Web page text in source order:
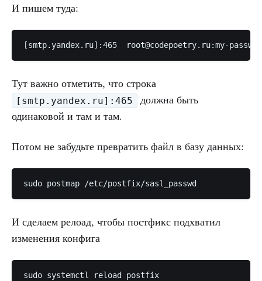
И пишем туда:
[smtp.yandex.ru]:465  root@codepoetry.ru:my-
Тут важно отметить, что строка
[smtp.yandex.ru]:465
должна быть
одинаковой и там и там.
Потом не забудьте превратить файл в базу данных:
sudo postmap /etc/postfix/sasl_passwd
И сделаем релоад, чтобы постфикс подхватил
изменения конфига
sudo systemctl reload postfix